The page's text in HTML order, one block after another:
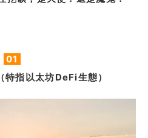
01
指以太坊DeFi生態）